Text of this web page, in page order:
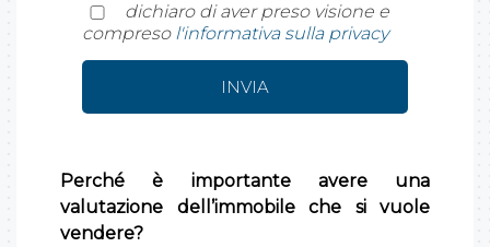
dichiaro di aver preso visione e
compreso l'informativa sulla privacy
Perché è importante avere una
valutazione dell’immobile che si vuole
vendere?